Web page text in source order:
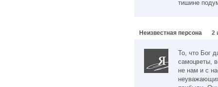
тишине
Неизвестная персона 2
То, что Бог
самоцветы,
не нам и с